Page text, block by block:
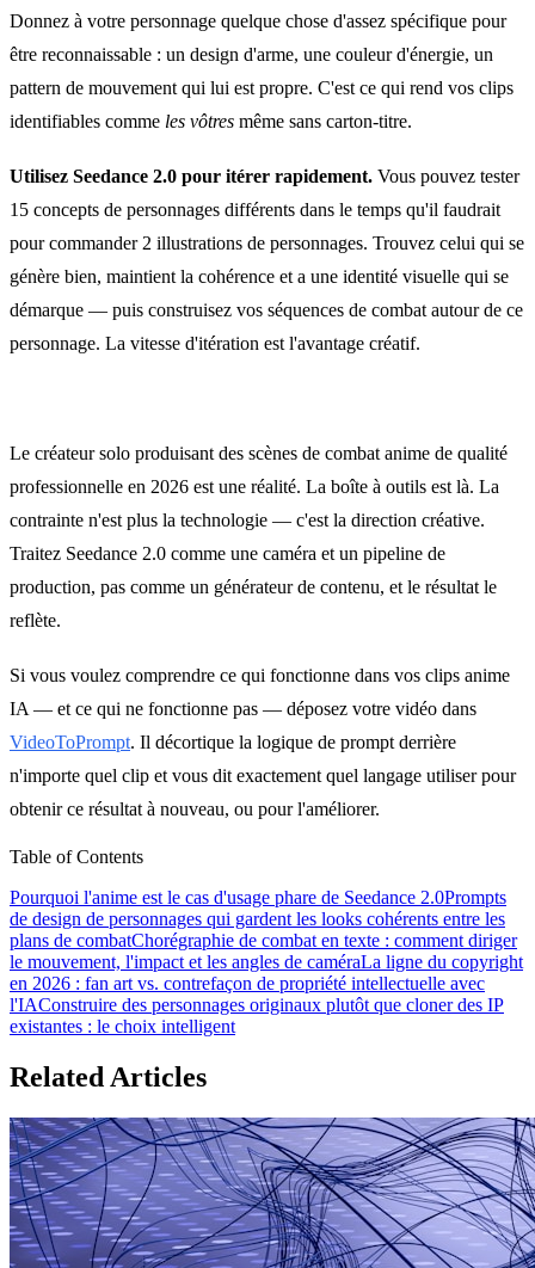
Donnez à votre personnage quelque chose d'assez spécifique pour
être reconnaissable : un design d'arme, une couleur d'énergie, un
pattern de mouvement qui lui est propre. C'est ce qui rend vos clips
identifiables comme les vôtres même sans carton-titre.
Utilisez Seedance 2.0 pour itérer rapidement. Vous pouvez tester
15 concepts de personnages différents dans le temps qu'il faudrait
pour commander 2 illustrations de personnages. Trouvez celui qui se
génère bien, maintient la cohérence et a une identité visuelle qui se
démarque — puis construisez vos séquences de combat autour de ce
personnage. La vitesse d'itération est l'avantage créatif.
Le créateur solo produisant des scènes de combat anime de qualité
professionnelle en 2026 est une réalité. La boîte à outils est là. La
contrainte n'est plus la technologie — c'est la direction créative.
Traitez Seedance 2.0 comme une caméra et un pipeline de
production, pas comme un générateur de contenu, et le résultat le
reflète.
Si vous voulez comprendre ce qui fonctionne dans vos clips anime
IA — et ce qui ne fonctionne pas — déposez votre vidéo dans
VideoToPrompt. Il décortique la logique de prompt derrière
n'importe quel clip et vous dit exactement quel langage utiliser pour
obtenir ce résultat à nouveau, ou pour l'améliorer.
Table of Contents
Pourquoi l'anime est le cas d'usage phare de Seedance 2.0Prompts
de design de personnages qui gardent les looks cohérents entre les
plans de combatChorégraphie de combat en texte : comment diriger
le mouvement, l'impact et les angles de caméraLa ligne du copyright
en 2026 : fan art vs. contrefaçon de propriété intellectuelle avec
l'IAConstruire des personnages originaux plutôt que cloner des IP
existantes : le choix intelligent
Related Articles